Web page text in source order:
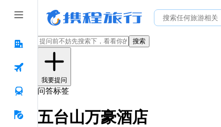
搜索
我要提问
问答标签
五台山万豪酒店